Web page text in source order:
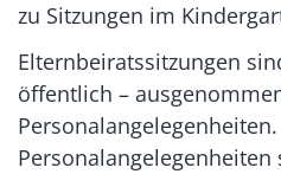
zu Sitzungen im
Elternbeiratssitzungen
öffentlich –
Personalangelegenheiten